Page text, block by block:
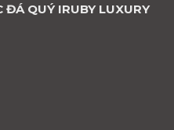
ĐÁ QUÝ IRUBY LUXURY